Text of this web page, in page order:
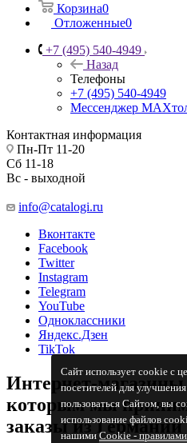
Сайт использует cookie с
посетителей для
пользоваться Сайтом, вы
использование файлов
нашимиCookiе - правилами
Корзина0
Отложенные0
+7 (495) 540-4949
Назад
Телефоны
+7 (495) 540-4949
Мессенджер МАХ
Контактная информация
Пн-Пт 11-20
Сб 11-18
Вс - выходной
info@catalogi.ru
Вконтакте
Facebook
Twitter
Instagram
Telegram
YouTube
Одноклассники
Яндекс.Дзен
TikTok
Интернет-
которым мы
заказы из